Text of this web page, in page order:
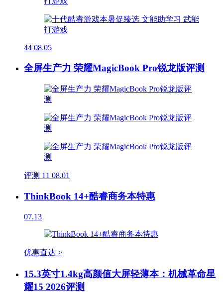
44 08.05
全屏生产力 荣耀MagicBook Pro锐龙版评测
评测 11 08.01
ThinkBook 14+酷睿商务本特惠
07.13
优惠直达 >
15.3英寸1.4kg高颜值大屏轻薄本：机械革命星
耀15 2026评测